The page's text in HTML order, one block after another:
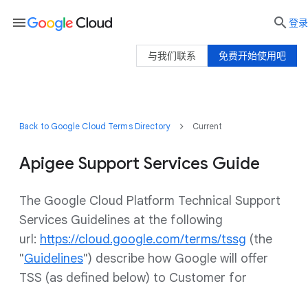
Back to Google Cloud Terms Directory Current
Apigee Support Services Guide
The Google Cloud Platform Technical Support
Services Guidelines at the following
url: https://cloud.google.com/terms/tssg (the
"Guidelines") describe how Google will offer
TSS (as defined below) to Customer for
menu  登录
免费开始使用吧
与我们联系